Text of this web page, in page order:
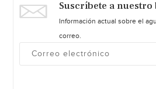
Suscríbete a
Información actual sobre el
correo.